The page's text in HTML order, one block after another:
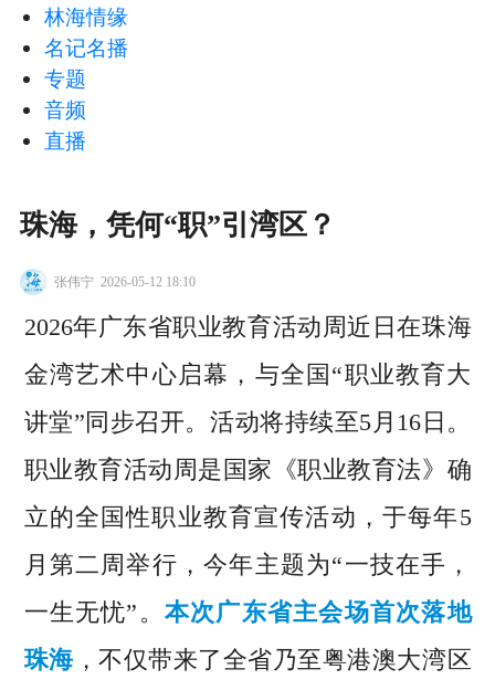
林海情缘
名记名播
专题
音频
直播
珠海，凭何“职”引湾区？
张伟宁 2026-05-12 18:10
2026年广东省职业教育活动周近日在珠海
金湾艺术中心启幕，与全国“职业教育大
讲堂”同步召开。活动将持续至5月16日。
职业教育活动周是国家《职业教育法》确
立的全国性职业教育宣传活动，于每年5
月第二周举行，今年主题为“一技在手，
一生无忧”。 本次广东省主会场首次落地
珠海，不仅带来了全省乃至粤港澳大湾区